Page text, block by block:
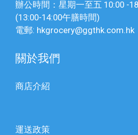
辦公時間：星期一至五 10:00 -
(13:00-14:00午膳時間)
電郵: hkgrocery@ggthk.com.hk
關於我們
商店介紹
運送政策